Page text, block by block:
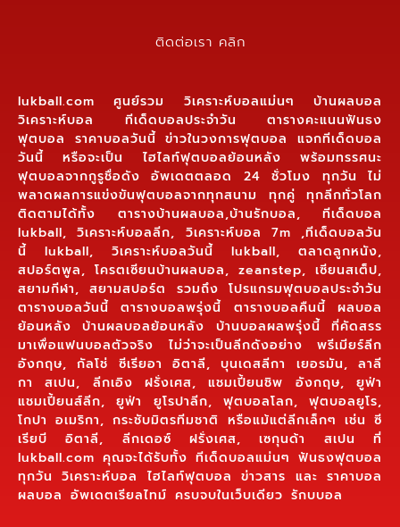
ติดต่อเรา คลิก
lukball.com ศูนย์รวม วิเคราะห์บอลแม่นๆ บ้านผลบอล
วิเคราะห์บอล ทีเด็ดบอลประจำวัน ตารางคะแนนฟันธง
ฟุตบอล ราคาบอลวันนี้ ข่าวในวงการฟุตบอล แจกทีเด็ดบอล
วันนี้ หรือจะเป็น ไฮไลท์ฟุตบอลย้อนหลัง พร้อมทรรศนะ
ฟุตบอลจากกูรูชื่อดัง อัพเดตตลอด 24 ชั่วโมง ทุกวัน ไม่
พลาดผลการแข่งขันฟุตบอลจากทุกสนาม ทุกคู่ ทุกลีกทั่วโลก
ติดตามได้ทั้ง ตารางบ้านผลบอล,บ้านรักบอล, ทีเด็ดบอล
lukball, วิเคราะห์บอลลีก, วิเคราะห์บอล 7m ,ทีเด็ดบอลวัน
นี้ lukball, วิเคราะห์บอลวันนี้ lukball, ตลาดลูกหนัง,
สปอร์ตพูล, โครตเซียนบ้านผลบอล, zeanstep, เซียนสเต็ป,
สยามกีฬา, สยามสปอร์ต รวมถึง โปรแกรมฟุตบอลประจำวัน
ตารางบอลวันนี้ ตารางบอลพรุ่งนี้ ตารางบอลคืนนี้ ผลบอล
ย้อนหลัง บ้านผลบอลย้อนหลัง บ้านบอลผลพรุ่งนี้ ที่คัดสรร
มาเพื่อแฟนบอลตัวจริง ไม่ว่าจะเป็นลีกดังอย่าง พรีเมียร์ลีก
อังกฤษ, กัลโช่ ซีเรียอา อิตาลี, บุนเดสลีกา เยอรมัน, ลาลี
กา สเปน, ลีกเอิง ฝรั่งเศส, แชมเปี้ยนชิพ อังกฤษ, ยูฟ่า
แชมเปี้ยนส์ลีก, ยูฟ่า ยูโรปาลีก, ฟุตบอลโลก, ฟุตบอลยูโร,
โกปา อเมริกา, กระชับมิตรทีมชาติ หรือแม้แต่ลีกเล็กๆ เช่น ซี
เรียบี อิตาลี, ลีกเดอซ์ ฝรั่งเศส, เซกุนด้า สเปน ที่
lukball.com คุณจะได้รับทั้ง ทีเด็ดบอลแม่นๆ ฟันธงฟุตบอล
ทุกวัน วิเคราะห์บอล ไฮไลท์ฟุตบอล ข่าวสาร และ ราคาบอล
ผลบอล อัพเดตเรียลไทม์ ครบจบในเว็บเดียว รักบบอล